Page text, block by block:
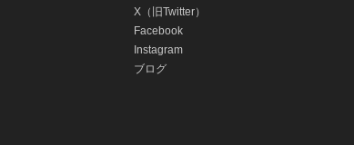
X（旧Twitter）
Facebook
Instagram
ブログ